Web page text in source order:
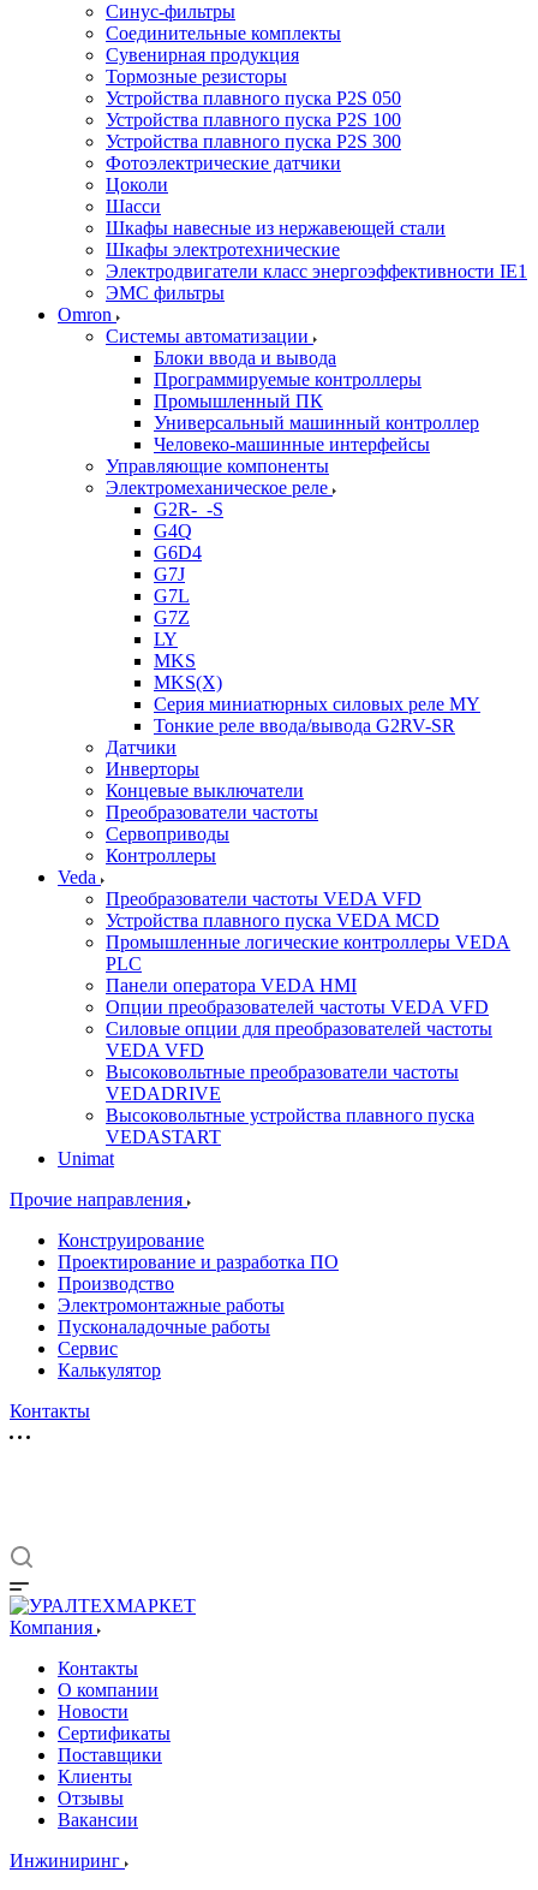
Синус-фильтры
Соединительные комплекты
Сувенирная продукция
Тормозные резисторы
Устройства плавного пуска P2S 050
Устройства плавного пуска P2S 100
Устройства плавного пуска P2S 300
Фотоэлектрические датчики
Цоколи
Шасси
Шкафы навесные из нержавеющей стали
Шкафы электротехнические
Электродвигатели класс энергоэффективности IE1
ЭМС фильтры
Omron
Системы автоматизации
Блоки ввода и вывода
Программируемые контроллеры
Промышленный ПК
Универсальный машинный контроллер
Человеко-машинные интерфейсы
Управляющие компоненты
Электромеханическое реле
G2R-_-S
G4Q
G6D4
G7J
G7L
G7Z
LY
MKS
MKS(X)
Серия миниатюрных силовых реле MY
Тонкие реле ввода/вывода G2RV-SR
Датчики
Инверторы
Концевые выключатели
Преобразователи частоты
Сервоприводы
Контроллеры
Veda
Преобразователи частоты VEDA VFD
Устройства плавного пуска VEDA MCD
Промышленные логические контроллеры VEDA
PLC
Панели оператора VEDA HMI
Опции преобразователей частоты VEDA VFD
Силовые опции для преобразователей частоты
VEDA VFD
Высоковольтные преобразователи частоты
VEDADRIVE
Высоковольтные устройства плавного пуска
VEDASTART
Unimat
Прочие направления
Конструирование
Проектирование и разработка ПО
Производство
Электромонтажные работы
Пусконаладочные работы
Сервис
Калькулятор
Контакты
Компания
Контакты
О компании
Новости
Сертификаты
Поставщики
Клиенты
Отзывы
Вакансии
Инжиниринг